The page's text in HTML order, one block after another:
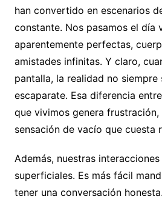
han convertido en escenarios
constante. Nos pasamos el día
aparentemente perfectas,
amistades infinitas. Y claro,
pantalla, la realidad no siempre
escaparate. Esa diferencia
que vivimos genera frustración,
sensación de vacío que cuesta
Además, nuestras
superficiales. Es más fácil
tener una conversación